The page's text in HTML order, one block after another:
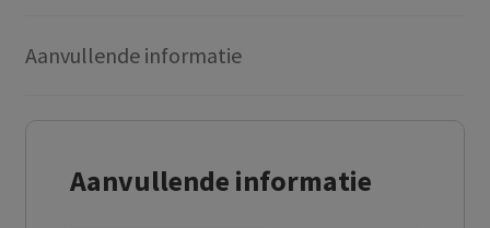
Aanvullende informatie
Aanvullende informatie